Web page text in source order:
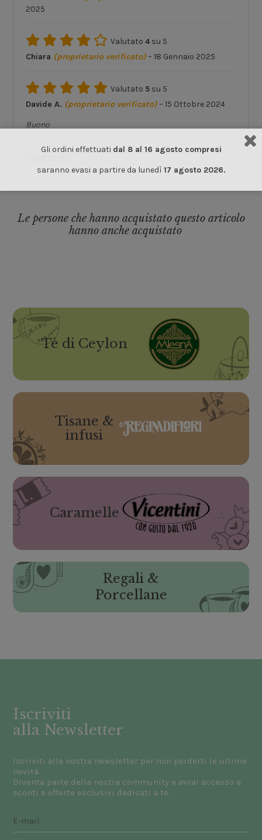
2025
Valutato4su 5
Chiara (proprietario verificato) – 18 Gennaio 2025
Valutato 5 su 5
Davide A. (proprietario verificato) – 15 Ottobre 2024
Buono
Le persone che hanno acquistato questo articolo
hanno anche acquistato
Tè di Ceylon
Tisane &
infusi
Caramelle
Regali &
Porcellane
Iscriviti
alla Newsletter
Iscriviti alla nostra newsletter per non perderti le ultime
novità.
Diventa parte della nostra community e avrai accesso a
sconti e offerte esclusivi dedicati a te.
Gli ordini effettuati dal 8 al 16 agosto compresi
saranno evasi a partire da lunedì 17 agosto 2026.